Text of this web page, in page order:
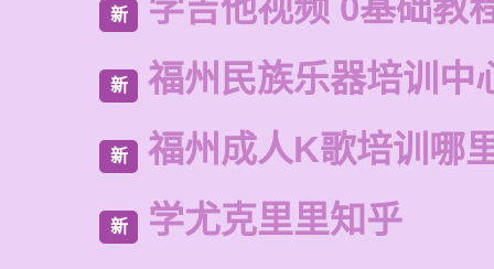
新 学吉他视频 0基础教
新 福州民族乐器培训中
新 福州成人K歌培训哪
新 学尤克里里知乎